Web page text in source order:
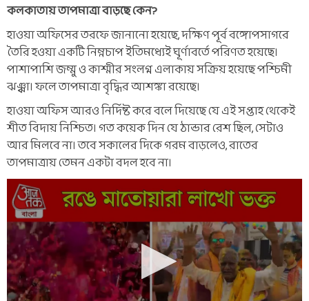
কলকাতায় তাপমাত্রা বাড়ছে কেন?
হাওয়া অফিসের তরফে জানানো হয়েছে, দক্ষিণ পূর্ব বঙ্গোপসাগরে
তৈরি হওয়া একটি নিম্নচাপ ইতিমধ্যেই ঘূর্ণাবর্তে পরিণত হয়েছে।
পাশাপাশি জম্মু ও কাশ্মীর সংলগ্ন এলাকায় সক্রিয় হয়েছে পশ্চিমী
ঝঞ্ঝা। ফলে তাপমাত্রা বৃদ্ধির আশঙ্কা রয়েছে।
হাওয়া অফিস আরও নির্দিষ্ট করে বলে দিয়েছে যে এই সপ্তাহ থেকেই
শীত বিদায় নিশ্চিত। গত কয়েক দিন যে ঠান্ডার রেশ ছিল, সেটাও
আর মিলবে না। তবে সকালের দিকে গরম বাড়লেও, রাতের
তাপমাত্রায় তেমন একটা বদল হবে না।